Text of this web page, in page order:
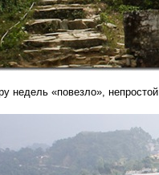
недель «повезло»,